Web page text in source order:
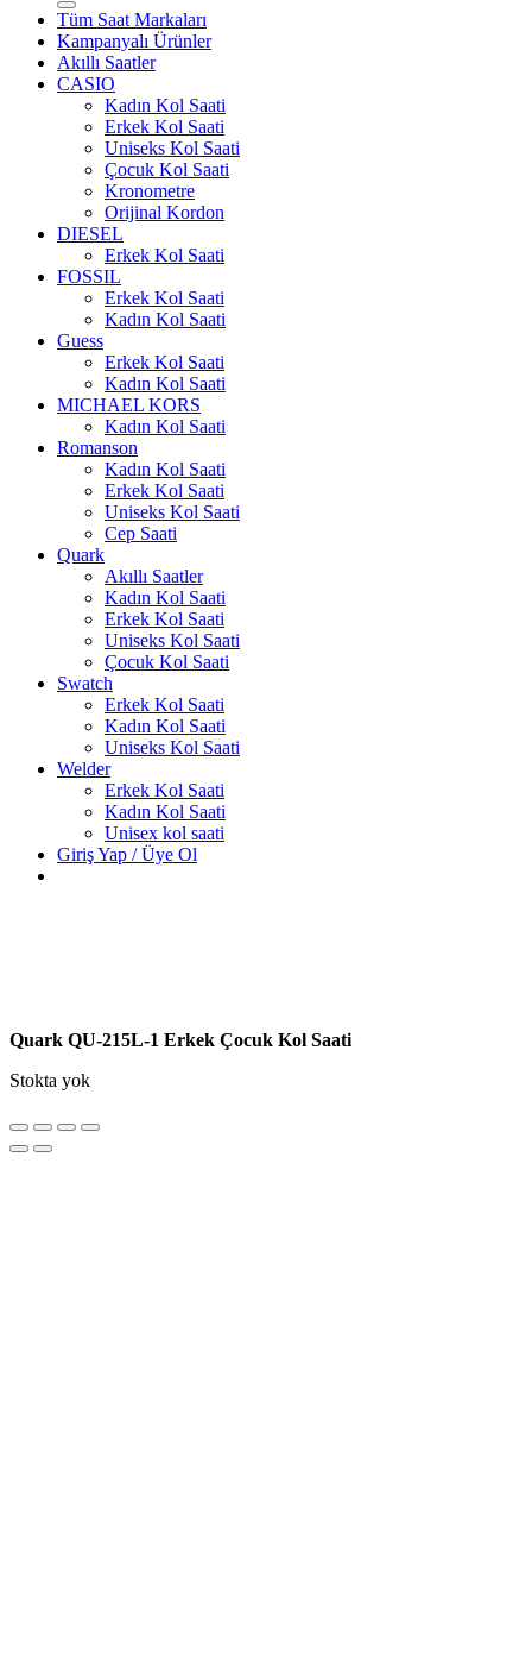
Tüm Saat Markaları
Kampanyalı Ürünler
Akıllı Saatler
CASIO
Kadın Kol Saati
Erkek Kol Saati
Uniseks Kol Saati
Çocuk Kol Saati
Kronometre
Orijinal Kordon
DIESEL
Erkek Kol Saati
FOSSIL
Erkek Kol Saati
Kadın Kol Saati
Guess
Erkek Kol Saati
Kadın Kol Saati
MICHAEL KORS
Kadın Kol Saati
Romanson
Kadın Kol Saati
Erkek Kol Saati
Uniseks Kol Saati
Cep Saati
Quark
Akıllı Saatler
Kadın Kol Saati
Erkek Kol Saati
Uniseks Kol Saati
Çocuk Kol Saati
Swatch
Erkek Kol Saati
Kadın Kol Saati
Uniseks Kol Saati
Welder
Erkek Kol Saati
Kadın Kol Saati
Unisex kol saati
Giriş Yap / Üye Ol
Quark QU-215L-1 Erkek Çocuk Kol Saati
Stokta yok